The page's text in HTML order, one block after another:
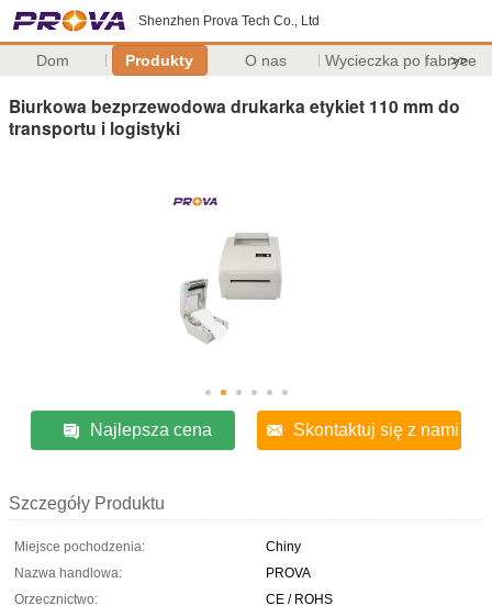
Shenzhen Prova Tech Co., Ltd
Dom Produkty O nas Wycieczka po fabryce
>>
Biurkowa bezprzewodowa drukarka etykiet 110 mm do
transportu i logistyki
Najlepsza cena Skontaktuj się z nami
Szczegóły Produktu
Miejsce pochodzenia:
Chiny
Nazwa handlowa:
PROVA
Orzecznictwo:
CE / ROHS